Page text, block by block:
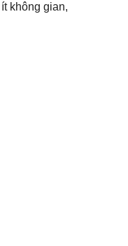
không gian,